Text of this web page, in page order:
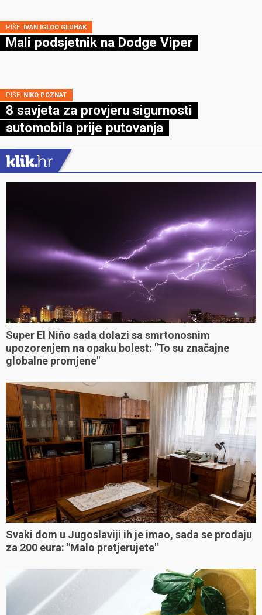
PIŠE: IVAN IGLOO GLUHAK
Mali podsjetnik na Dodge Viper
PIŠE: NIKO POZNAT
8 savjeta za provjeru sigurnosti
automobila prije putovanja
Super El Niño sada dolazi sa smrtonosnim
upozorenjem na opaku bolest: "To su značajne
globalne promjene"
Svaki dom u Jugoslaviji ih je imao, sada se prodaju
za 200 eura: "Malo pretjerujete"